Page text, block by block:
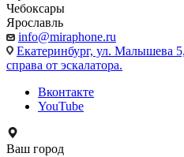
Чебоксары
Ярославль
info@miraphone.ru
Екатеринбург, ул. Малышева
справа от эскалатора.
Вконтакте
YouTube
Ваш город